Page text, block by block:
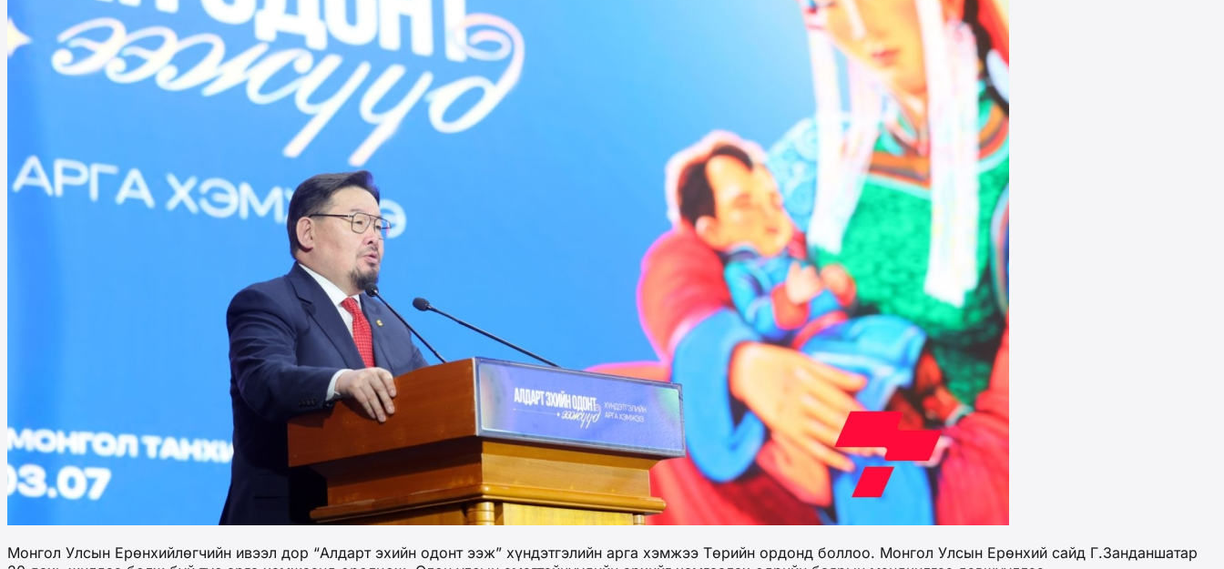
Монгол Улсын Ерөнхийлөгчийн ивээл дор “Алдарт эхийн одонт ээж” хүндэтгэлийн арга хэмжээ Төрийн ордонд боллоо. Монгол Улсын Ерөнхий сайд Г.Занданшатар